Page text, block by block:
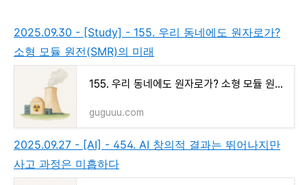
2025.09.30 - [Study] - 155. 우리 동네에도 원자로가?
소형 모듈 원전(SMR)의 미래
155. 우리 동네에도 원자로가? 소형 모듈 원전(SMR)의 미래
guguuu.com
2025.09.27 - [AI] - 454. AI 창의적 결과는 뛰어나지만
사고 과정은 미흡하다